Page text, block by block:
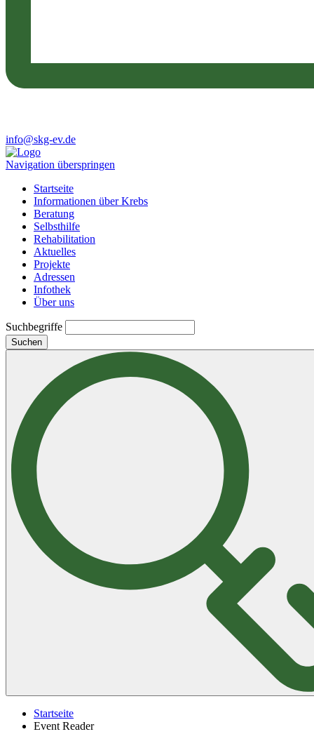
info@skg-ev.de
Navigation überspringen
Startseite
Informationen über Krebs
Beratung
Selbsthilfe
Rehabilitation
Aktuelles
Projekte
Adressen
Infothek
Über uns
Suchbegriffe
Suchen
Startseite
Event Reader